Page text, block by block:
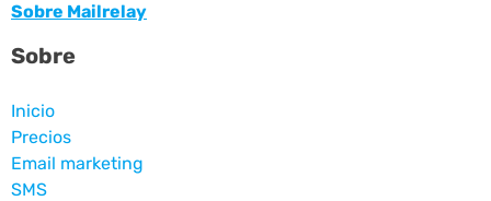
Sobre Mailrelay
Sobre
Inicio
Precios
Email marketing
SMS